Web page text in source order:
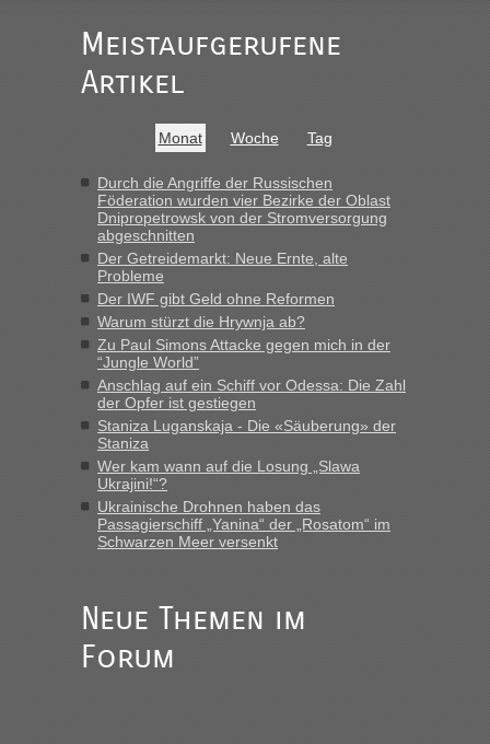
Ist korrekt, aber ich finde man hätte trotzdem im Text gleich
darauf hinweisen können.
War aber nicht "böse" gemeint ...
buchbar - warum auch immer ...
Hab´s versucht - bekomme aber immer angezeigt "auf dieser
Strecke fahren wir nicht"
inBerichte und Reisetipps • Re: Mit dem Zug in
die Ukraine
„Man sollte aber explizit dazu schreiben, daß es ein Zug von
LeoExpress ist - und nur auf deren Webseite kann man die
Fahrkarten kaufen. Zumindest ist es die erste Umsteigefreie
Verbindung von Deutschland...“
Recht, Visa und Dokumente • Re: Deklaration
gebrauchter Kleidung beim Zoll
„Vielen Dank, mit einem Briefchen meiner Frau im Gepäck
gab es keine Probleme“
fast 11 Milliarden aufgedeckt
„Am besten wäre natürlich, wenn die Frau mit dabei ist.
Alleinreisende Männer stehen schließlich immer unter
Meistaufgerufene
Artikel
Monat Woche Tag
Durch die Angriffe der Russischen
Föderation wurden vier Bezirke der Oblast
Dnipropetrowsk von der Stromversorgung
abgeschnitten
Der Getreidemarkt: Neue Ernte, alte
Probleme
Der IWF gibt Geld ohne Reformen
Warum stürzt die Hrywnja ab?
Zu Paul Simons Attacke gegen mich in der
“Jungle World”
Anschlag auf ein Schiff vor Odessa: Die Zahl
der Opfer ist gestiegen
Staniza Luganskaja - Die «Säuberung» der
Staniza
Wer kam wann auf die Losung „Slawa
Ukrajini!“?
Ukrainische Drohnen haben das
Passagierschiff „Yanina“ der „Rosatom“ im
Schwarzen Meer versenkt
Neue Themen im
Forum